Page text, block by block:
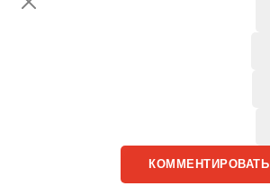
КОММЕНТИРОВАТЬ